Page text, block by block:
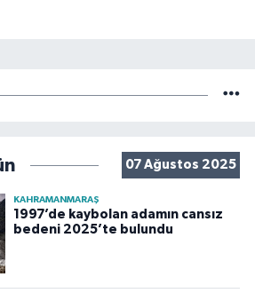
07 Ağustos 2025
KAHRAMANMARAŞ
1997’de kaybolan adamın cansız
bedeni 2025’te bulundu